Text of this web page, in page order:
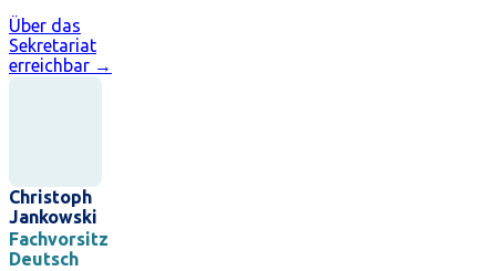
Über das
Sekretariat
erreichbar →
Christoph
Jankowski
Fachvorsitz
Deutsch